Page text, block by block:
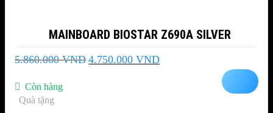
MAINBOARD BIOSTAR Z690A SILVER
5.860.000VND Giá
4.750.000 VNDGiá
Còn hàng
Quà tặng